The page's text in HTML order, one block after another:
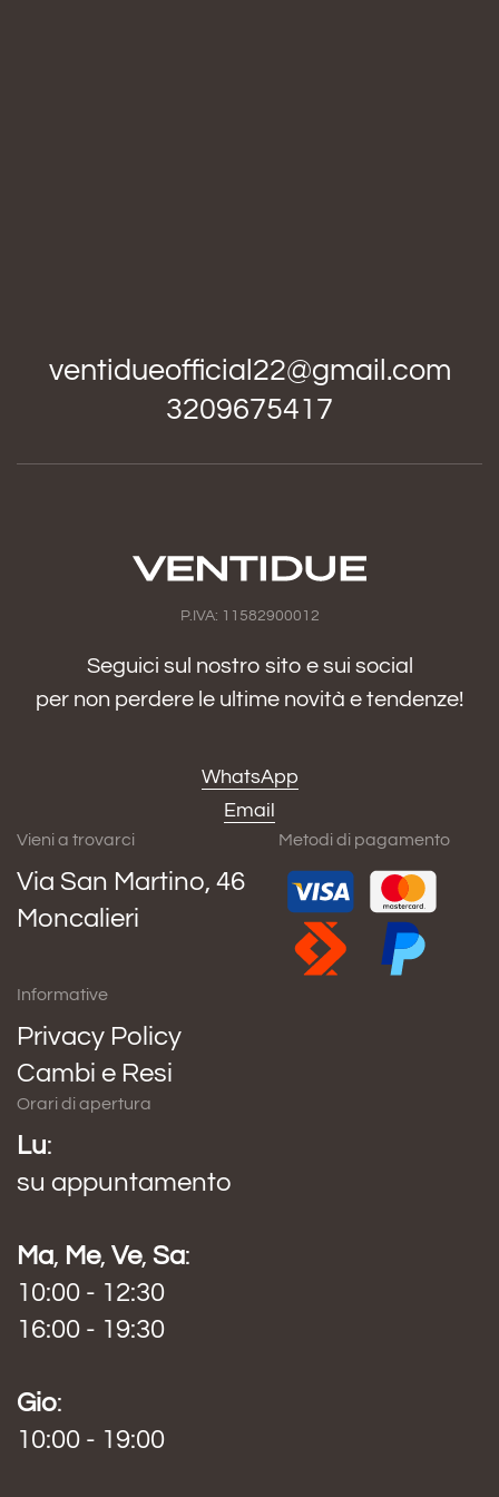
ventidueofficial22@gmail.com
3209675417
P.IVA: 11582900012
Seguici sul nostro sito e sui social
per non perdere le ultime novità e tendenze!
WhatsApp
Email
Vieni a trovarci
Via San Martino, 46
Moncalieri
Metodi di pagamento
Informative
Privacy Policy
Cambi e Resi
Orari di apertura
Lu:
su appuntamento
Ma, Me, Ve, Sa:
10:00 - 12:30
16:00 - 19:30
Gio:
10:00 - 19:00